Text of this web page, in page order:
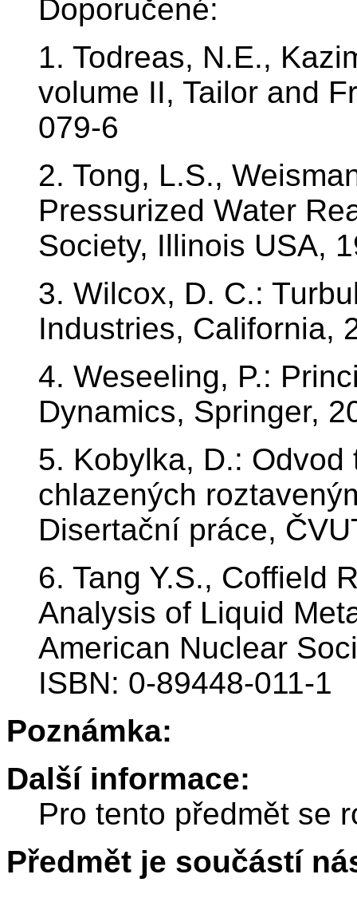
Doporučené:
1. Todreas, N.E.,
volume II, Tailor and
079-6
2. Tong, L.S.,
Pressurized Water
Society, Illinois USA,
3. Wilcox, D. C.:
Industries, California,
4. Weseeling, P.:
Dynamics, Springer,
5. Kobylka, D.:
chlazených
Disertační práce,
6. Tang Y.S., Coffield
Analysis of Liquid
American Nuclear
ISBN: 0-89448-011-1
Poznámka:
Další informace:
Pro tento předmět se
Předmět je součástí